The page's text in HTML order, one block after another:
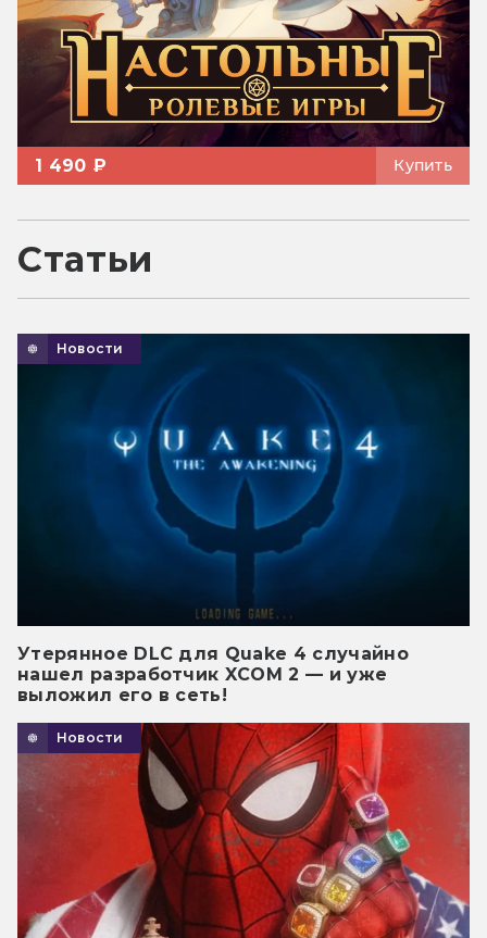
1 490 ₽ Купить
Статьи
Новости
Утерянное DLC для Quake 4 случайно
нашел разработчик XCOM 2 — и уже
выложил его в сеть!
Новости